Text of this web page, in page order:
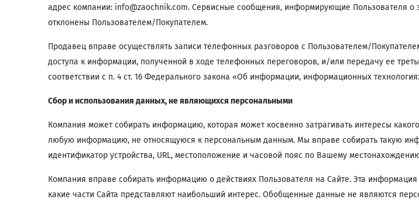
адрес компании: info@zaochnik.com. Сервисные сообщения, информирующие Пользователя о
отклонены Пользователем/Покупателем.
Продавец вправе осуществлять записи телефонных разговоров с Пользователем/
доступа к информации, полученной в ходе телефонных переговоров, и/или передачу ее
соответствии с п. 4 ст. 16 Федерального закона «Об информации, информационных
Сбор и использования данных, не являющихся персональными
Компания может собирать информацию, которая может косвенно затрагивать интересы
любую информацию, не относящуюся к персональным данным. Мы вправе собирать такую
идентификатор устройства, URL, местоположение и часовой пояс по Вашему
Компания вправе собирать информацию о действиях Пользователя на Сайте. Эта
какие части Сайта представляют наибольший интерес. Обобщенные данные не являются